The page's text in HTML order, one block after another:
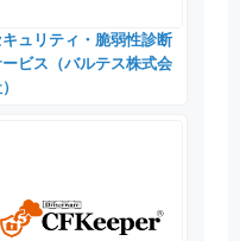
ュリティ・脆弱性診断
ビス（バルテス株式会